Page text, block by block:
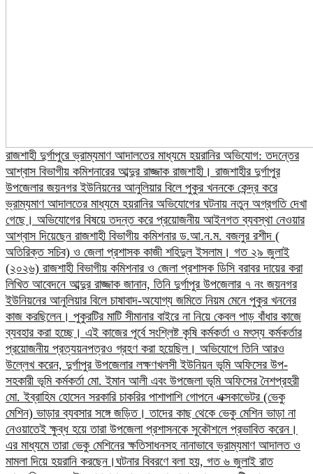
রাজশাহী দুর্গাপুরে ভ্রাম্যমাণ আদালতের মাধ্যমে হয়রানির অভিযোগ: তদন্তের
আশ্বাস বিভাগীয় কমিশনারের আব্দুর রাজ্জাক রাজশাহী। রাজশাহীর দুর্গাপুর
উপজেলার জয়নগর ইউনিয়নের আনুলিয়ার বিলে পুকুর খননকে কেন্দ্র করে
ভ্রাম্যমাণ আদালতের মাধ্যমে হয়রানির অভিযোগের ঘটনায় নতুন অগ্রগতি দেখা
গেছে। অভিযোগের বিষয়ে তদন্ত করে প্রয়োজনীয় আইনগত ব্যবস্থা নেওয়ার
আশ্বাস দিয়েছেন রাজশাহী বিভাগীয় কমিশনার ড.আ.ন.ম. বজলুর রশীদ (
অতিরিক্ত সচিব) ও জেলা প্রশাসক কাজী শহিদুল ইসলাম। গত ২৯ জুলাই
(২০২৬) রাজশাহী বিভাগীয় কমিশনার ও জেলা প্রশাসক ডিসি বরাবর দায়ের করা
লিখিত আবেদনে আব্দুর রাজ্জাক জানান, তিনি দুর্গাপুর উপজেলার ৭ নং জয়নগর
ইউনিয়নের আনুলিয়ার বিলে চাষাবাদ-অযোগ্য জমিতে নিয়ম মেনে পুকুর খননের
কাজ করছিলেন। পুকুরটির মাটি সীমানার বাইরে না নিয়ে কেবল পাড় বাঁধার কাজে
ব্যবহার করা হচ্ছে। এই কাজের পূর্বে সংশ্লিষ্ট কৃষি কর্মকর্তা ও মৎস্য কর্মকর্তার
প্রয়োজনীয় প্রত্যয়নপত্রও গ্রহণ করা হয়েছিল।​ অভিযোগে তিনি আরও
উল্লেখ করেন, দুর্গাপুর উপজেলার লক্ষণখলসী ইউনিয়ন ভূমি অফিসের উপ-
সহকারী ভূমি কর্মকর্তা মো. ইমান আলী এবং উপজেলা ভূমি অফিসের নৈশপ্রহরী
মো. ইব্রাহিম হোসেন সরকারি চাকরির পাশাপাশি গোপনে এক্সকাভেটর (ভেকু
মেশিন) ভাড়ার ব্যবসার সঙ্গে জড়িত। তাদের কাছ থেকে ভেকু মেশিন ভাড়া না
নেওয়াতেই ক্ষুব্ধ হয়ে তারা উপজেলা প্রশাসনকে সুকৌশলে প্রভাবিত করেন।
এর মাধ্যমে তারা ভেকু মেশিনের ক্ষতিসাধনসহ নানাভাবে ভ্রাম্যমাণ আদালত ও
মামলা দিয়ে হয়রানি করছেন।​ঘটনার বিবরণে বলা হয়, গত ৬ জুলাই রাত